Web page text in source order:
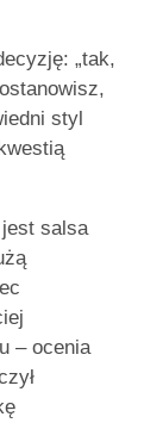
„tak,
styl
salsa
– ocenia